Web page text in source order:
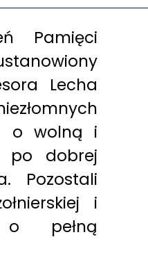
Pamięci
Lecha
o wolną i
po dobrej
Pozostali
i
pełną